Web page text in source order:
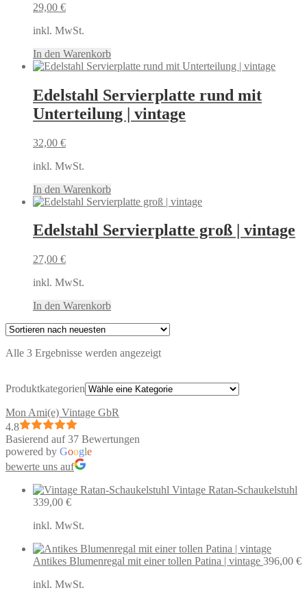
29,00 €
inkl. MwSt.
In den Warenkorb
Edelstahl Servierplatte rund mit
Unterteilung | vintage
32,00 €
inkl. MwSt.
In den Warenkorb
Edelstahl Servierplatte groß | vintage
27,00 €
inkl. MwSt.
In den Warenkorb
Alle 3 Ergebnisse werden angezeigtNach
Produktkategorien
Mon Ami(e) Vintage GbR
4.8
Basierend auf 37 Bewertungen
powered by Google
bewerte uns auf
Vintage Ratan-Schaukelstuhl
339,00 €
inkl. MwSt.
Antikes Blumenregal mit einer tollen Patina | vintage 396,00 €
inkl. MwSt.